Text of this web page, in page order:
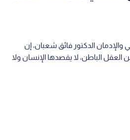
الدكتور فائق شعبان، إن
العقل الباطن، لا يقصدها الإنسان ولا